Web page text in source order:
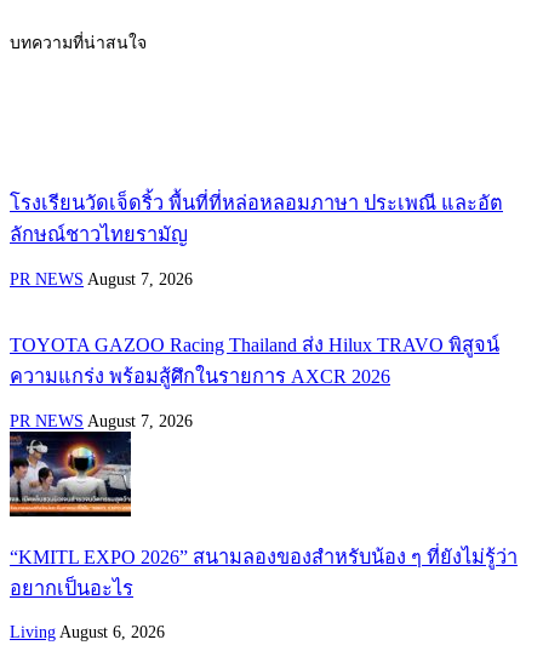
บทความที่น่าสนใจ
โรงเรียนวัดเจ็ดริ้ว พื้นที่ที่หล่อหลอมภาษา ประเพณี และอัต
ลักษณ์ชาวไทยรามัญ
PR NEWS August 7, 2026
TOYOTA GAZOO Racing Thailand ส่ง Hilux TRAVO พิสูจน์
ความแกร่ง พร้อมสู้ศึกในรายการ AXCR 2026
PR NEWS August 7, 2026
“KMITL EXPO 2026” สนามลองของสำหรับน้อง ๆ ที่ยังไม่รู้ว่า
อยากเป็นอะไร
Living August 6, 2026